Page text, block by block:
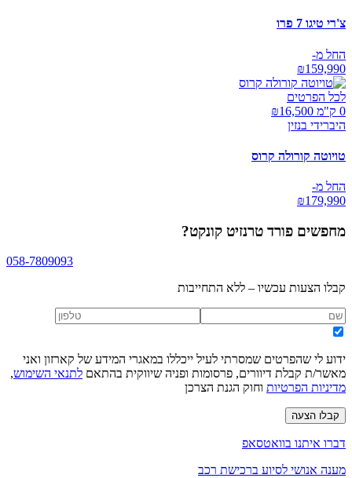
צ'רי טיגו 7 פרו
החל מ-
₪159,990
לכל הפרטים
0 ק"מ ₪
16,500
היברידי בנזין
טויוטה קורולה קרוס
החל מ-
₪179,990
מחפשים פורד טרנזיט קונקט?
058-7809093
קבלו הצעות עכשיו – ללא התחייבות
ידוע לי שהפרטים שמסרתי לעיל ייכללו במאגרי המידע של קארזון ואני
מאשר/ת קבלת דיוורים, פרסומות ופניה שיווקית בהתאם לתנאי השימוש,
מדיניות הפרטיות וחוק הגנת הצרכן
קבלו הצעה
דברו איתנו בוואטסאפ
מענה אנושי לסיוע ברכישת רכב